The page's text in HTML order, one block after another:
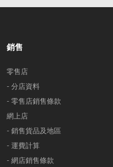
銷售
零售店
- 分店資料
- 零售店銷售條款
網上店
- 銷售貨品及地區
- 運費計算
- 網店銷售條款